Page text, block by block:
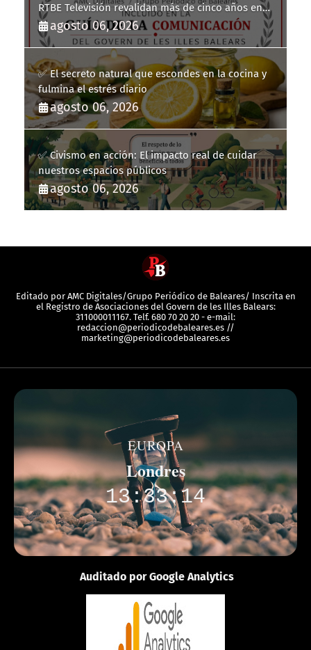
RTBE Televisión revalidan más de cinco años en
la Guía de la Comunicación del Govern de les Illes
Balears
agosto 06, 2026
✅ El secreto natural que escondes en la cocina y
fulmina el estrés diario
agosto 06, 2026
✅ Civismo en acción: El impacto real de cuidar
nuestros espacios públicos
agosto 06, 2026
Editado por AMC Digitales/Grupo Periódico de Baleares/ Inscrita en
el Registro de Asociaciones del Govern de les Illes Balears:
311000011167. Telf. 680 70 20 20 - e-mail:
redaccion@periodicodebaleares.es //
marketing@periodicodebaleares.es
EUROPA
Londres
13:33:14
Auditado por Google Analytics